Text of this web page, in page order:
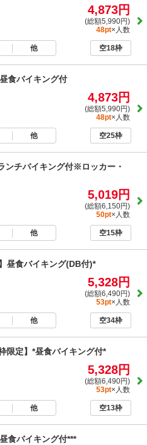
4,873円
(総額5,990円)
48pt×人数
他 空18枠
食バイキング付
4,873円
(総額5,990円)
48pt×人数
他 空25枠
ンチバイキング付※ロッカー・
5,019円
(総額6,150円)
50pt×人数
他 空15枠
昼食バイキング(DB付)*
5,328円
(総額6,490円)
53pt×人数
他 空34枠
限定】*昼食バイキング付*
5,328円
(総額6,490円)
53pt×人数
他 空13枠
食バイキング付***